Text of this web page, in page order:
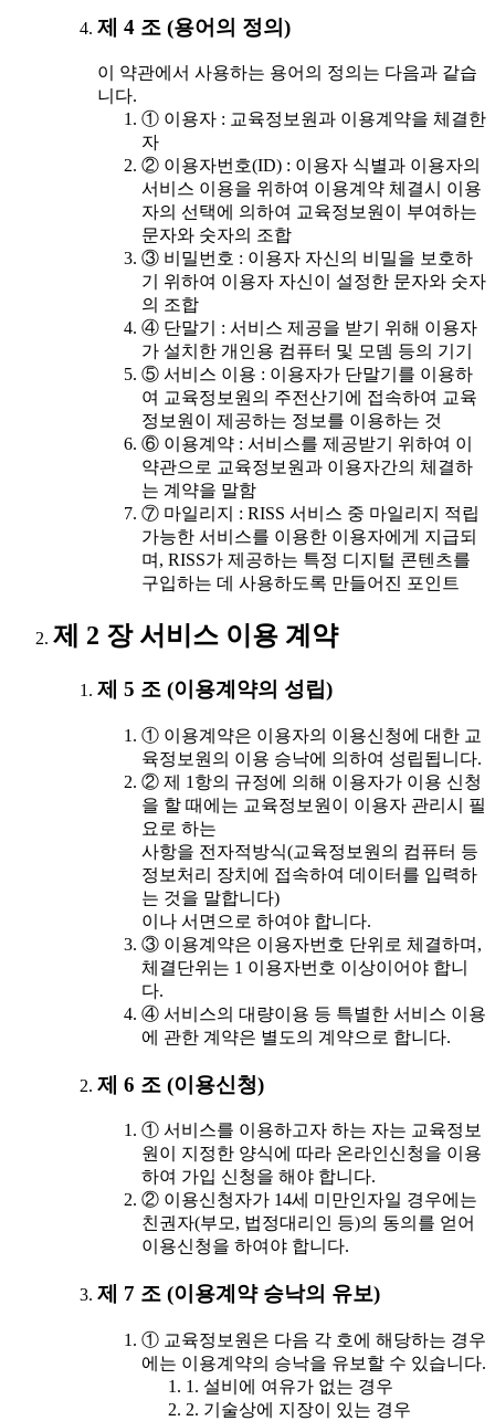
제 4 조 (용어의 정의)
이 약관에서 사용하는 용어의 정의는 다음과 같습
니다.
① 이용자 : 교육정보원과 이용계약을 체결한
자
② 이용자번호(ID) : 이용자 식별과 이용자의
서비스 이용을 위하여 이용계약 체결시 이용
자의 선택에 의하여 교육정보원이 부여하는
문자와 숫자의 조합
③ 비밀번호 : 이용자 자신의 비밀을 보호하
기 위하여 이용자 자신이 설정한 문자와 숫자
의 조합
④ 단말기 : 서비스 제공을 받기 위해 이용자
가 설치한 개인용 컴퓨터 및 모뎀 등의 기기
⑤ 서비스 이용 : 이용자가 단말기를 이용하
여 교육정보원의 주전산기에 접속하여 교육
정보원이 제공하는 정보를 이용하는 것
⑥ 이용계약 : 서비스를 제공받기 위하여 이
약관으로 교육정보원과 이용자간의 체결하
는 계약을 말함
⑦ 마일리지 : RISS 서비스 중 마일리지 적립
가능한 서비스를 이용한 이용자에게 지급되
며, RISS가 제공하는 특정 디지털 콘텐츠를
구입하는 데 사용하도록 만들어진 포인트
제 2 장 서비스 이용 계약
제 5 조 (이용계약의 성립)
① 이용계약은 이용자의 이용신청에 대한 교
육정보원의 이용 승낙에 의하여 성립됩니다.
② 제 1항의 규정에 의해 이용자가 이용 신청
을 할 때에는 교육정보원이 이용자 관리시 필
요로 하는
사항을 전자적방식(교육정보원의 컴퓨터 등
정보처리 장치에 접속하여 데이터를 입력하
는 것을 말합니다)
이나 서면으로 하여야 합니다.
③ 이용계약은 이용자번호 단위로 체결하며,
체결단위는 1 이용자번호 이상이어야 합니
다.
④ 서비스의 대량이용 등 특별한 서비스 이용
에 관한 계약은 별도의 계약으로 합니다.
제 6 조 (이용신청)
① 서비스를 이용하고자 하는 자는 교육정보
원이 지정한 양식에 따라 온라인신청을 이용
하여 가입 신청을 해야 합니다.
② 이용신청자가 14세 미만인자일 경우에는
친권자(부모, 법정대리인 등)의 동의를 얻어
이용신청을 하여야 합니다.
제 7 조 (이용계약 승낙의 유보)
① 교육정보원은 다음 각 호에 해당하는 경우
에는 이용계약의 승낙을 유보할 수 있습니다.
1. 설비에 여유가 없는 경우
2. 기술상에 지장이 있는 경우